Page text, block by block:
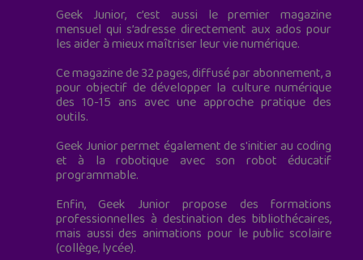
Geek Junior, c’est aussi le premier magazine
mensuel qui s’adresse directement aux ados pour
les aider à mieux maîtriser leur vie numérique.
Ce magazine de 32 pages, diffusé par abonnement, a
pour objectif de développer la culture numérique
des 10-15 ans avec une approche pratique des
outils.
Geek Junior permet également de s'initier au coding
et à la robotique avec son robot éducatif
programmable.
Enfin, Geek Junior propose des formations
professionnelles à destination des bibliothécaires,
mais aussi des animations pour le public scolaire
(collège, lycée).